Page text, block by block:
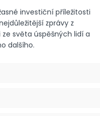
investiční příležitosti
zprávy z
světa úspěšných lidí a
dalšího.